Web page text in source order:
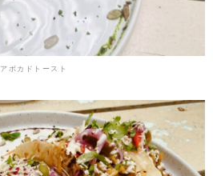
アボカドトースト